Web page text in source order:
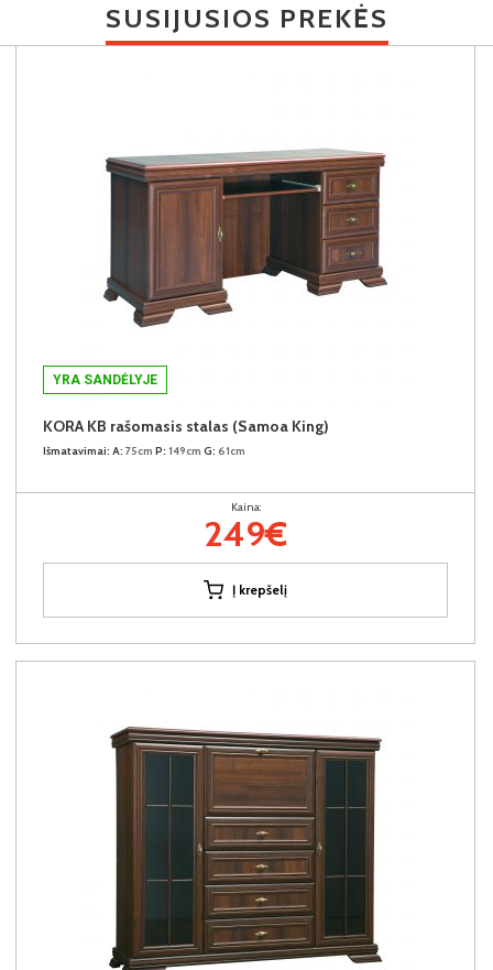
SUSIJUSIOS PREKĖS
YRA SANDĖLYJE
KORA KB rašomasis stalas (Samoa King)
Išmatavimai: A: 75cm P: 149cm G: 61cm
Kaina:
249€
Į krepšelį